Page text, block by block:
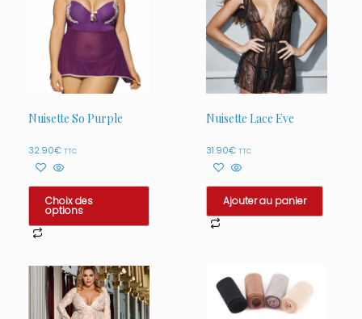
Nuisette So Purple
32.90€ TTC
Choix des
options
a
plusieurs
variations.
Les
Nuisette Lace Eve
31.90€ TTC
Ajouter au panier